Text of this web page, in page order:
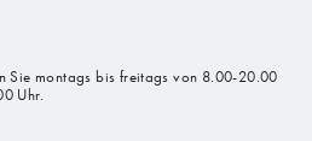
Sie montags bis freitags von 8.00-20.00
Uhr.